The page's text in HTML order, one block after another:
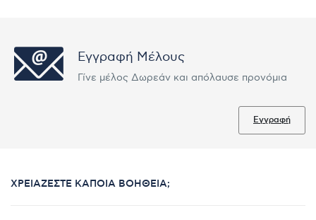
Εγγραφή Μέλους
Γίνε μέλος Δωρεάν και απόλαυσε προνόμια
Εγγραφή
ΧΡΕΙΆΖΕΣΤΕ ΚΆΠΟΙΑ ΒΟΉΘΕΙΑ;